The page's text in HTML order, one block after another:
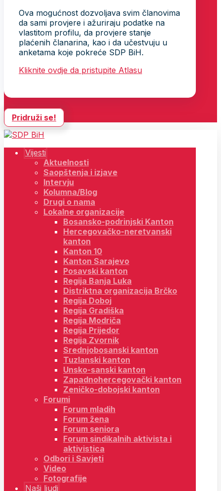
Ova mogućnost dozvoljava svim članovima
da sami provjere i ažuriraju podatke na
vlastitom profilu, da provjere stanje
plaćenih članarina, kao i da učestvuju u
anketama koje pokreće SDP BiH.
Kliknite ovdje da pristupite Atlasu
Pridruži se!
Vijesti
Aktuelnosti
Saopštenja i izjave
Intervju
Kolumna/Blog
Drugi o nama
Lokalne organizacije
Bosansko-podrinjski Kanton
Hercegovačko-neretvanski
kanton
Kanton 10
Kanton Sarajevo
Posavski kanton
Regija Banja Luka
Distriktna organizacija Brčko
Regija Doboj
Regija Gradiška
Regija Modriča
Regija Prijedor
Regija Zvornik
Srednjobosanski kanton
Tuzlanski kanton
Unsko-sanski kanton
Zapadnohercegovački kanton
Zeničko-dobojski kanton
Forumi
Forum mladih
Forum žena
Forum seniora
Forum sindikalnih aktivista i
aktivistica
Odbori i Savjeti
Video
Fotografije
Naši ljudi